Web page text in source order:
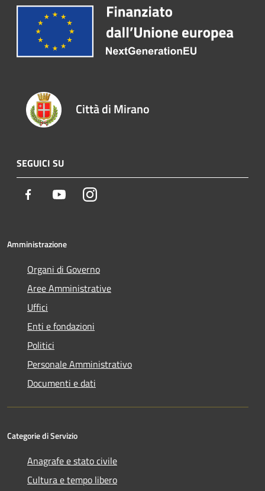
Città di Mirano
SEGUICI SU
Facebook YoutubeInstagram
Amministrazione
Organi di Governo
Aree Amministrative
Uffici
Enti e fondazioni
Politici
Personale Amministrativo
Documenti e dati
Categorie di Servizio
Anagrafe e stato civile
Cultura e tempo libero